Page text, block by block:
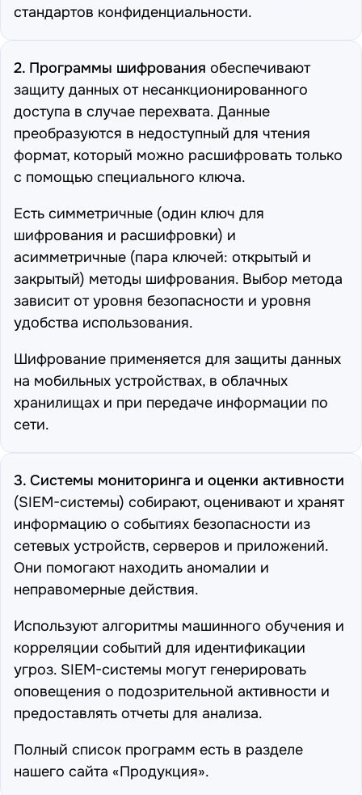
стандартов конфиденциальности.
2. Программы шифрования обеспечивают
защиту данных от несанкционированного
доступа в случае перехвата. Данные
преобразуются в недоступный для чтения
формат, который можно расшифровать только
с помощью специального ключа.
Есть симметричные (один ключ для
шифрования и расшифровки) и
асимметричные (пара ключей: открытый и
закрытый) методы шифрования. Выбор метода
зависит от уровня безопасности и уровня
удобства использования.
Шифрование применяется для защиты данных
на мобильных устройствах, в облачных
хранилищах и при передаче информации по
сети.
3. Системы мониторинга и оценки активности
(SIEM-системы) собирают, оценивают и хранят
информацию о событиях безопасности из
сетевых устройств, серверов и приложений.
Они помогают находить аномалии и
неправомерные действия.
Используют алгоритмы машинного обучения и
корреляции событий для идентификации
угроз. SIEM-системы могут генерировать
оповещения о подозрительной активности и
предоставлять отчеты для анализа.
Полный список программ есть в разделе
нашего сайта «Продукция».